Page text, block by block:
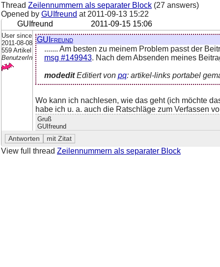
Thread Zeilennummern als separater Block (27 answers)
Opened by GUIfreund at 2011-09-13 15:22
GUIfreund
2011-09-15 15:06
User since
2011-08-08
559 Artikel
BenutzerIn
GUIfreund
....... Am besten zu meinem Problem passt der
msg #149943. Nach dem Absenden meines
modeditEditiert von pq: artikel-links portabel
Wo kann ich nachlesen, wie das geht (ich möchte
habe ich u. a. auch die Ratschläge zum Verfassen
Gruß
GUIfreund
View full thread Zeilennummern als separater Block